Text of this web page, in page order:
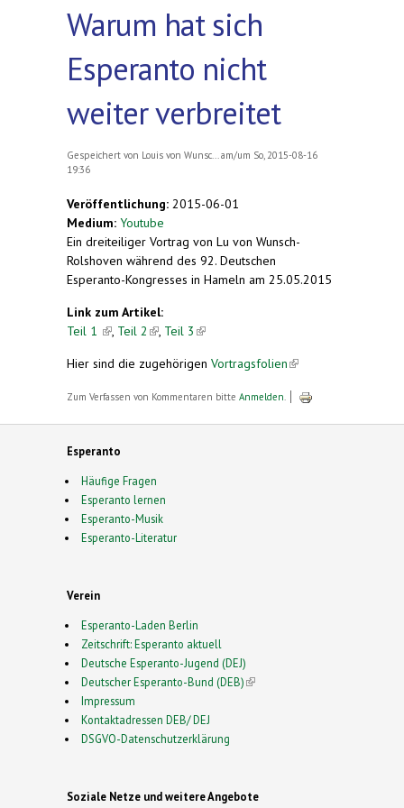
Warum hat sich
Esperanto nicht
weiter verbreitet
Gespeichert von Louis von Wunsc...
am/um So, 2015-08-16
19:36
Veröffentlichung: 2015-06-01
Medium: Youtube
Ein dreiteiliger Vortrag von Lu von Wunsch-
Rolshoven während des 92. Deutschen
Esperanto-Kongresses in Hameln am 25.05.2015
Link zum Artikel:
Teil 1 (link is external)
Teil 2 (link is external)
Teil 3 (link is external)
Hier sind die zugehörigen Vortragsfolien(link is
Zum Verfassen von Kommentaren bitte Anmelden
Esperanto
Häufige Fragen
Esperanto lernen
Esperanto-Musik
Esperanto-Literatur
Verein
Esperanto-Laden Berlin
Zeitschrift: Esperanto aktuell
Deutsche Esperanto-Jugend (DEJ)
Deutscher Esperanto-Bund (DEB)(link is external)
Impressum
Kontaktadressen DEB/ DEJ
DSGVO-Datenschutzerklärung
Soziale Netze und weitere Angebote